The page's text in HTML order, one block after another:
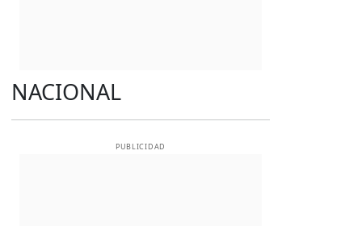
NACIONAL
PUBLICIDAD